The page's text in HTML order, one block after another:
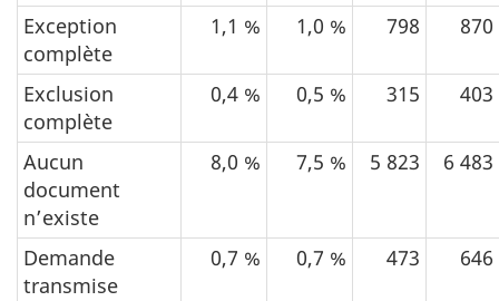
Exception
complète
1,1 % 1,0 % 798 870
Exclusion
complète
0,4 % 0,5 % 315 403
Aucun
document
n’existe
8,0 % 7,5 % 5 823 6 483
Demande
transmise
0,7 % 0,7 % 473 646